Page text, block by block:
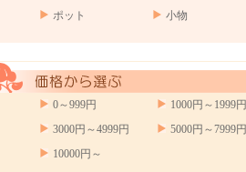
ポット
小物
0～999円 1000円～1999円
3000円～4999円
5000円～7999円
10000円～